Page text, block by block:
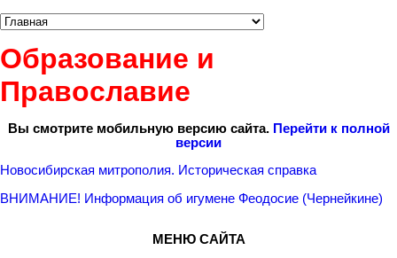
Образование и
Православие
Вы смотрите мобильную версию сайта. Перейти к полной
версии
Новосибирская митрополия. Историческая справка
ВНИМАНИЕ! Информация об игумене Феодосие (Чернейкине)
МЕНЮ САЙТА